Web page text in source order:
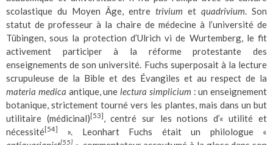
scolastique du Moyen Âge, entre trivium et quadrivium. Son
statut de professeur à la chaire de médecine à l’université de
Tübingen, sous la protection d’Ulrich vi de Wurtemberg, le fit
activement participer à la réforme protestante des
enseignements de son université. Fuchs superposait à la lecture
scrupuleuse de la Bible et des Évangiles et au respect de la
materia medica antique, une lectura simplicium : un enseignement
botanique, strictement tourné vers les plantes, mais dans un but
utilitaire (médicinal) [53] , centré sur les notions d’« utilité et
nécessité[54] ». Leonhart Fuchs était un philologue «
[55]